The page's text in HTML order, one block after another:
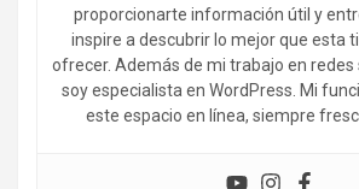
proporcionarte información útil y
inspire a descubrir lo mejor que esta
ofrecer. Además de mi trabajo en redes
soy especialista en WordPress. Mi
este espacio en línea, siempre